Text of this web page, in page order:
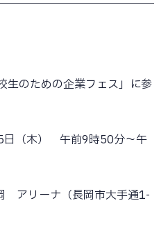
針
生のための企業フェス」に参
日（木） 午前9時50分～午
リーナ（長岡市大手通1-